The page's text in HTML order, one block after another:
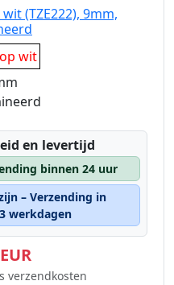
(TZE222), 9mm,
wit
en levertijd
binnen 24 uur
– Verzending in
werkdagen
verzendkosten